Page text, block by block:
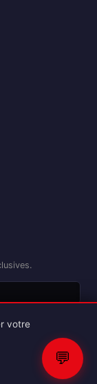
💬
votre